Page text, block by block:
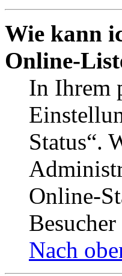
Wie kann
Online-
In Ihrem
Status“.
Online-
Nach